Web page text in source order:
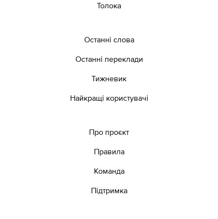
Толока
Останні слова
Останні переклади
Тижневик
Найкращі користувачі
Про проєкт
Правила
Команда
Підтримка